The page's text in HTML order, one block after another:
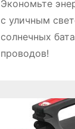
Экономьте
с уличным
солнечных
проводов!